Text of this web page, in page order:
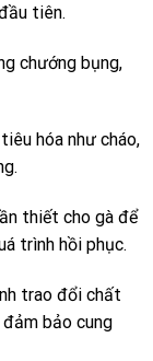
tiên.
chướng bụng,
hóa như cháo,
thiết cho gà để
trình hồi phục.
trao đổi chất
bảo cung